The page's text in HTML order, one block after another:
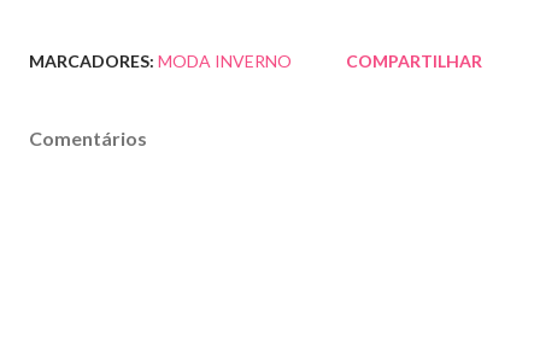
MARCADORES: MODA INVERNO COMPARTILHAR
Comentários